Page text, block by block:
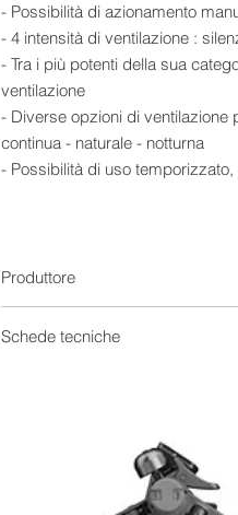
- Possibilità di azionamento
- 4 intensità di ventilazione :
- Tra i più potenti della sua
ventilazione
- Diverse opzioni di ventilazione
continua - naturale - notturna
- Possibilità di uso
automatica
dell’acqua nel serbatoio.
Tra i più potenti della sua
Produttore
Schede tecniche